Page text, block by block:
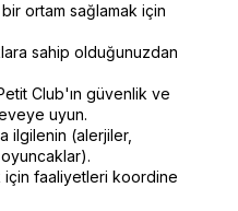
ortam sağlamak için
sahip olduğunuzdan
Club'ın güvenlik ve
uyun.
ilgilenin (alerjiler,
için faaliyetleri koordine